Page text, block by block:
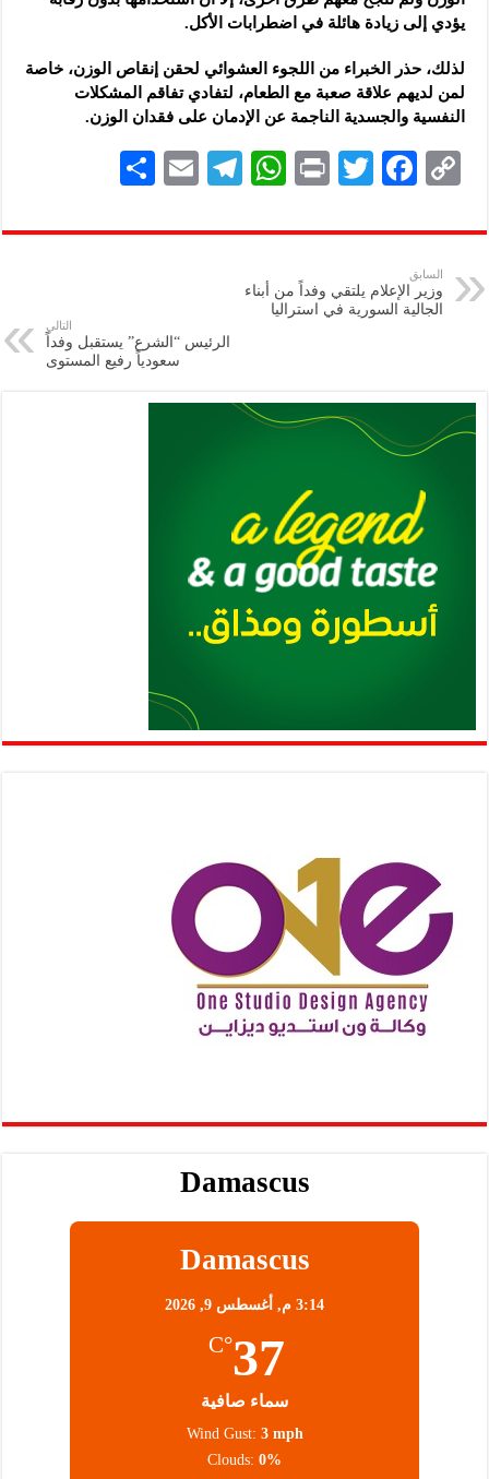
يؤدي إلى زيادة هائلة في اضطرابات الأكل.
لذلك، حذر الخبراء من اللجوء العشوائي لحقن إنقاص الوزن، خاصة
لمن لديهم علاقة صعبة مع الطعام، لتفادي تفاقم المشكلات
النفسية والجسدية الناجمة عن الإدمان على فقدان الوزن.
C
p
y
Li
F
eb
k
T
tt
P
nt
W
at
A
Te
gr
E
ai
ar
السابق
وزير الإعلام يلتقي وفداً من أبناء
الجالية السورية في استراليا
التالي
الرئيس “الشرع” يستقبل وفداً
سعودياً رفيع المستوى
Damascus
Damascus
3:14 م, أغسطس 9, 2026
37
°C
سماء صافية
Wind Gust: 3 mph
Clouds: 0%